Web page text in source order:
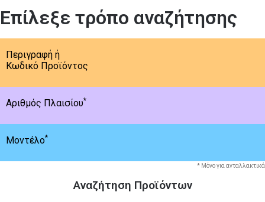
Επίλεξε τρόπο αναζήτησης
Περιγραφή ή
Κωδικό Προϊόντος
Αριθμός Πλαισίου*
Μοντέλο*
* Μόνο για ανταλλακτικά
Αναζήτηση Προϊόντων